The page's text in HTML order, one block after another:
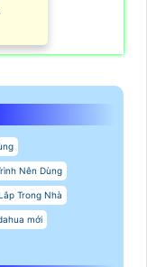
Nên Dùng
Trong Nhà
mới